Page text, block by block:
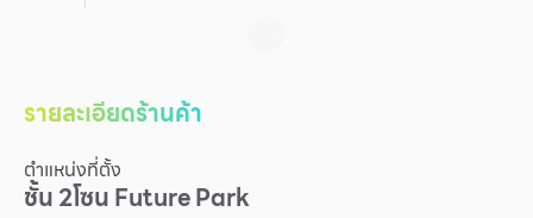
Gold & Jewelry
IT
รายละเอียดร้านค้า
ตำแหน่งที่ตั้ง
ชั้น2โซนFuture Park